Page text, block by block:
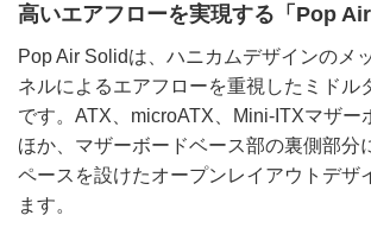
高いエアフローを実現する「Pop Air
Pop Air Solidは、ハニカムデザインのメ
ネルによるエアフローを重視したミドル
です。ATX、microATX、Mini-ITXマザー
ほか、マザーボードベース部の裏側部分
ペースを設けたオープンレイアウトデザ
ます。